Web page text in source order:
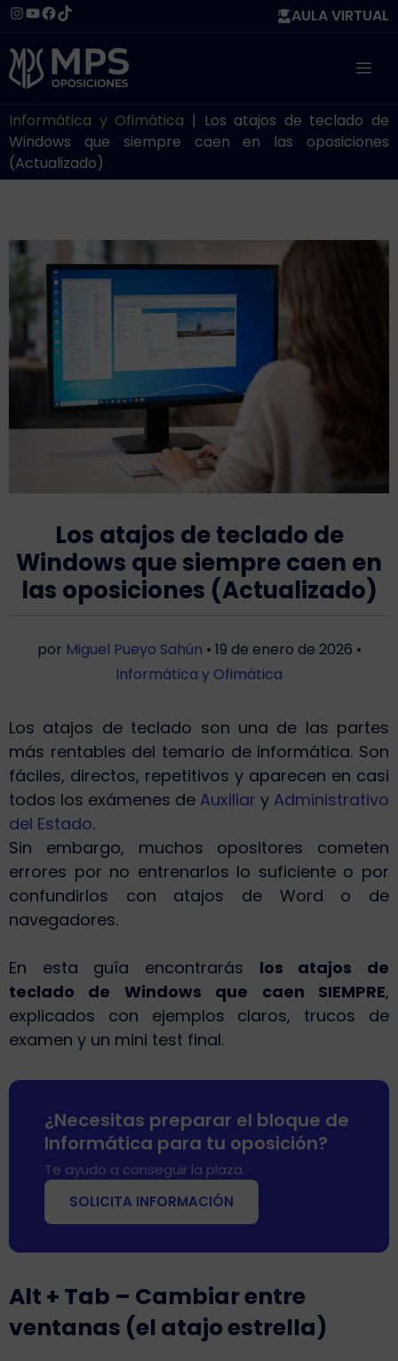
Saltar
contenido
Instagram
YouTube
Facebook
TikTok AULA VIRTUAL
Informática y Ofimática | Los atajos de teclado de
Windows que siempre caen en las oposiciones
(Actualizado)
Los atajos de teclado de
Windows que siempre caen en
las oposiciones (Actualizado)
por Miguel Pueyo Sahún • 19 de enero de 2026 •
Informática y Ofimática
Los atajos de teclado son una de las partes
más rentables del temario de informática. Son
fáciles, directos, repetitivos y aparecen en casi
todos los exámenes de Auxiliar y Administrativo
del Estado.
Sin embargo, muchos opositores cometen
errores por no entrenarlos lo suficiente o por
confundirlos con atajos de Word o de
navegadores.
En esta guía encontrarás los atajos de
teclado de Windows que caen SIEMPRE,
explicados con ejemplos claros, trucos de
examen y un mini test final.
¿Necesitas preparar el bloque de
Informática para tu oposición?
Te ayudo a conseguir la plaza.
SOLICITA INFORMACIÓN
Alt + Tab – Cambiar entre
ventanas (el atajo estrella)